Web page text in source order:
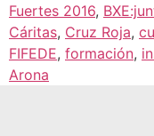
Fuertes 2016,
Cáritas, Cruz Roja,
FIFEDE, formación,
Arona